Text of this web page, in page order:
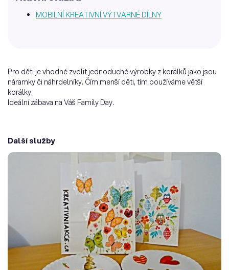
MOBILNÍ KREATIVNÍ VÝTVARNÉ DÍLNY
Pro děti je vhodné zvolit jednoduché výrobky z korálků jako jsou
náramky či náhrdelníky. Čím menší děti, tím používáme větší
korálky.
Ideální zábava na Váš Family Day.
Další služby